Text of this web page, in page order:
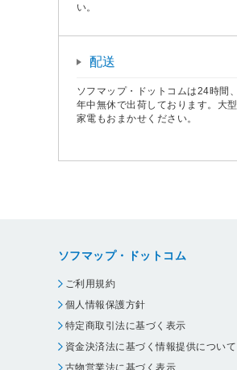
い。
配送
ソフマップ・ドットコムは24時間、
年中無休で出荷しております。大型
家電もおまかせください。
ソフマップ・ドットコム
ご利用規約
個人情報保護方針
特定商取引法に基づく表示
資金決済法に基づく情報提供について
古物営業法に基づく表示